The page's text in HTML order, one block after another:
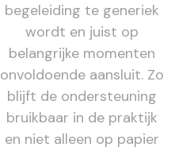
begeleiding te generiek
wordt en juist op
belangrijke momenten
onvoldoende aansluit. Zo
blijft de ondersteuning
bruikbaar in de praktijk
en niet alleen op papier